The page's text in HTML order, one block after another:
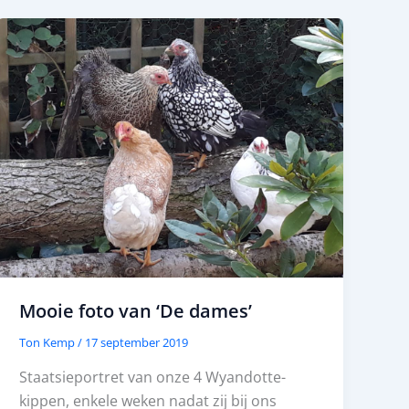
Mooie foto van ‘De dames’
Ton Kemp/ 17 september 2019
Staatsieportret van onze 4 Wyandotte-
kippen, enkele weken nadat zij bij ons